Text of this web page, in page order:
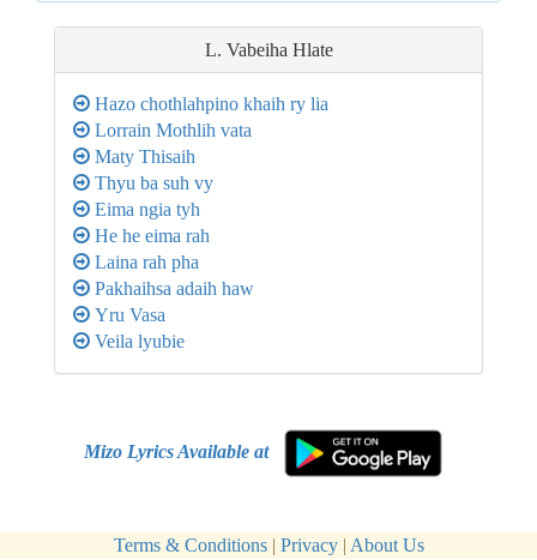
L. Vabeiha Hlate
Hazo chothlahpino khaih ry lia
Lorrain Mothlih vata
Maty Thisaih
Thyu ba suh vy
Eima ngia tyh
He he eima rah
Laina rah pha
Pakhaihsa adaih haw
Yru Vasa
Veila lyubie
Mizo Lyrics Available at
Terms & Conditions| Privacy| About Us